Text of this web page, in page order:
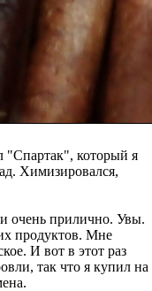
"Спартак", который я
Химизировался,
очень прилично. Увы.
продуктов. Мне
И вот в этот раз
так что я купил на